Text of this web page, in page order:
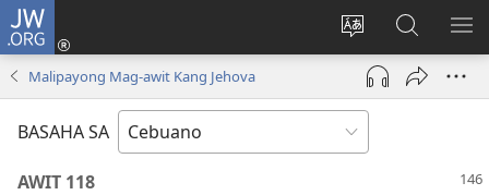
JW.ORG
Ilisi
ang
pinulongan
sa
site
Log
open
ug
Pangitaa
sa
JW.ORG
Malipayong Mag-awit Kang Jehova
BASAHA SA
AWIT 118